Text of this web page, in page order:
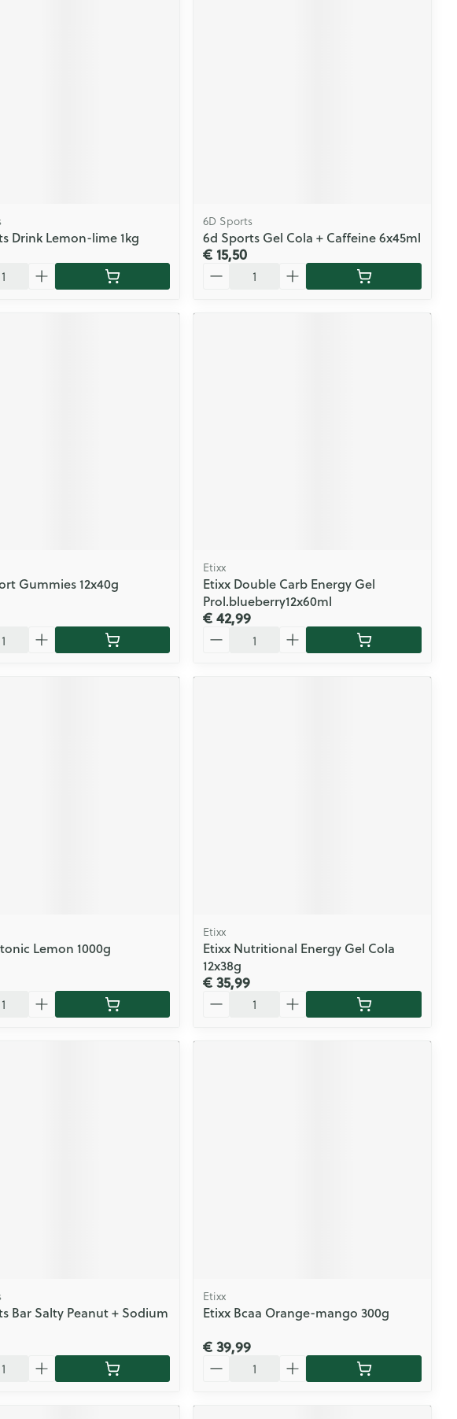
Drink Lemon-lime 1kg
6D Sports
6d Sports Gel Cola + Caffeine 6x45ml
€ 15,50
Gummies 12x40g
Etixx
Etixx Double Carb Energy Gel
Prol.blueberry12x60ml
€ 42,99
Lemon 1000g
Etixx
Etixx Nutritional Energy Gel Cola
12x38g
€ 35,99
Bar Salty Peanut + Sodium
Etixx
Etixx Bcaa Orange-mango 300g
€ 39,99